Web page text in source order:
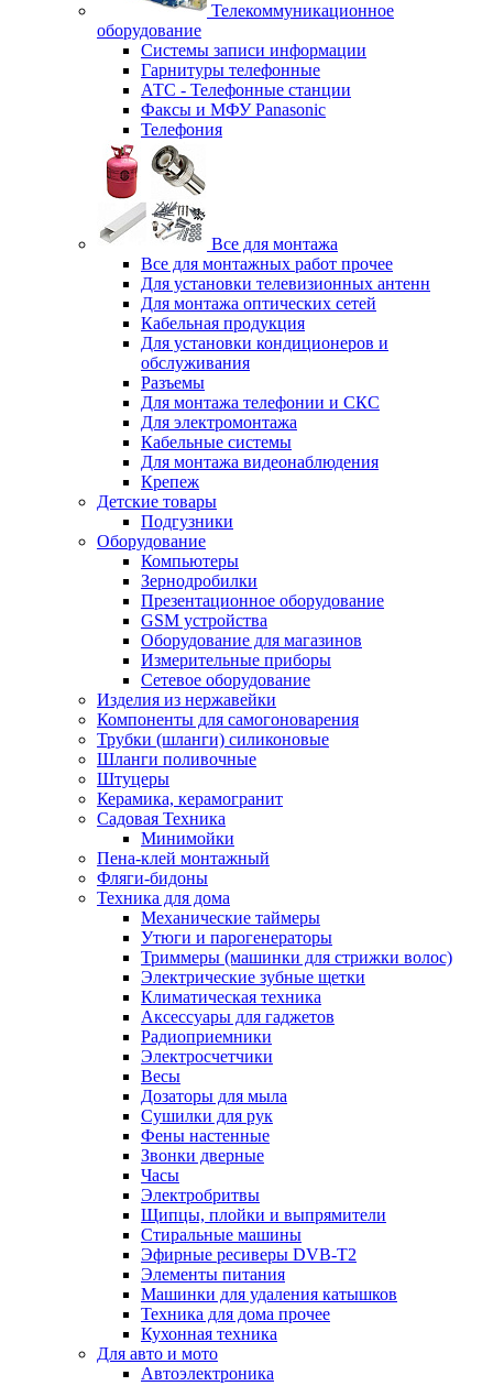
Телекоммуникационное
оборудование
Системы записи информации
Гарнитуры телефонные
АТС - Телефонные станции
Факсы и МФУ Panasonic
Телефония
Все для монтажа
Все для монтажных работ прочее
Для установки телевизионных антенн
Для монтажа оптических сетей
Кабельная продукция
Для установки кондиционеров и
обслуживания
Разъемы
Для монтажа телефонии и СКС
Для электромонтажа
Кабельные системы
Для монтажа видеонаблюдения
Крепеж
Детские товары
Подгузники
Оборудование
Компьютеры
Зернодробилки
Презентационное оборудование
GSM устройства
Оборудование для магазинов
Измерительные приборы
Сетевое оборудование
Изделия из нержавейки
Компоненты для самогоноварения
Трубки (шланги) силиконовые
Шланги поливочные
Штуцеры
Керамика, керамогранит
Садовая Техника
Минимойки
Пена-клей монтажный
Фляги-бидоны
Техника для дома
Механические таймеры
Утюги и парогенераторы
Триммеры (машинки для стрижки волос)
Электрические зубные щетки
Климатическая техника
Аксессуары для гаджетов
Радиоприемники
Электросчетчики
Весы
Дозаторы для мыла
Сушилки для рук
Фены настенные
Звонки дверные
Часы
Электробритвы
Щипцы, плойки и выпрямители
Стиральные машины
Эфирные ресиверы DVB-T2
Элементы питания
Машинки для удаления катышков
Техника для дома прочее
Кухонная техника
Для авто и мото
Автоэлектроника